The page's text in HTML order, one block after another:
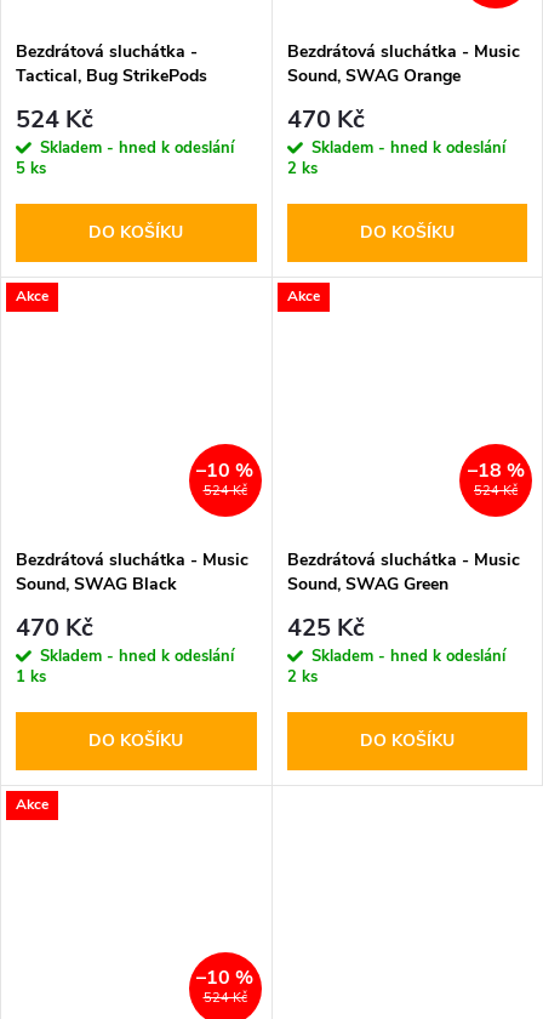
Bezdrátová sluchátka -
Tactical, Bug StrikePods
524 Kč
Skladem - hned k odeslání
5 ks
DO KOŠÍKU
Bezdrátová sluchátka - Music
Sound, SWAG Orange
470 Kč
Skladem - hned k odeslání
2 ks
DO KOŠÍKU
Akce
524 Kč
–10 %
Bezdrátová sluchátka - Music
Sound, SWAG Black
470 Kč
Skladem - hned k odeslání
1 ks
DO KOŠÍKU
Akce
524 Kč
–18 %
Bezdrátová sluchátka - Music
Sound, SWAG Green
425 Kč
Skladem - hned k odeslání
2 ks
DO KOŠÍKU
Akce
524 Kč
–10 %